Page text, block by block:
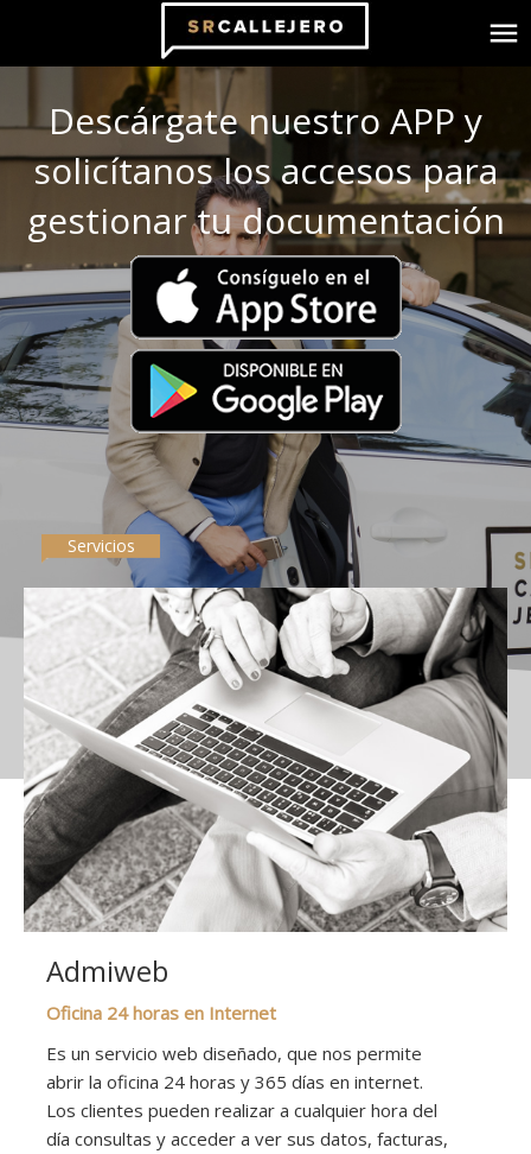
menu
Descárgate nuestro APP y
solicítanos los accesos para
gestionar tu documentación
Servicios
Admiweb
Oficina 24 horas en Internet
Es un servicio web diseñado, que nos permite
abrir la oficina 24 horas y 365 días en internet.
Los clientes pueden realizar a cualquier hora del
día consultas y acceder a ver sus datos, facturas,